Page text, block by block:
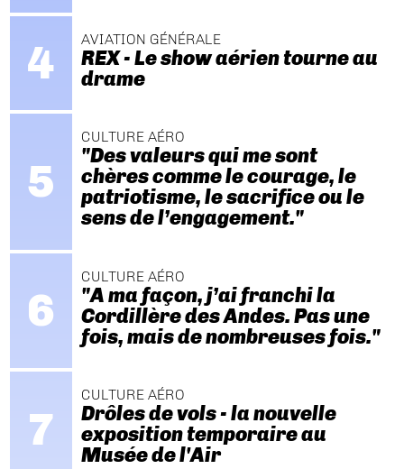
AVIATION GÉNÉRALE
REX - Le show aérien tourne au
drame
CULTURE AÉRO
"Des valeurs qui me sont
chères comme le courage, le
patriotisme, le sacrifice ou le
sens de l’engagement."
CULTURE AÉRO
"A ma façon, j’ai franchi la
Cordillère des Andes. Pas une
fois, mais de nombreuses fois."
CULTURE AÉRO
Drôles de vols - la nouvelle
exposition temporaire au
Musée de l'Air